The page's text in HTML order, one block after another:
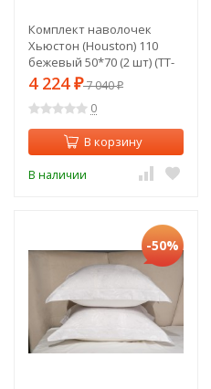
Комплект наволочек
Хьюстон (Houston) 110
бежевый 50*70 (2 шт) (TT-
00015087)
4 224 ₽7 040₽
0
В корзину
В наличии
-50%